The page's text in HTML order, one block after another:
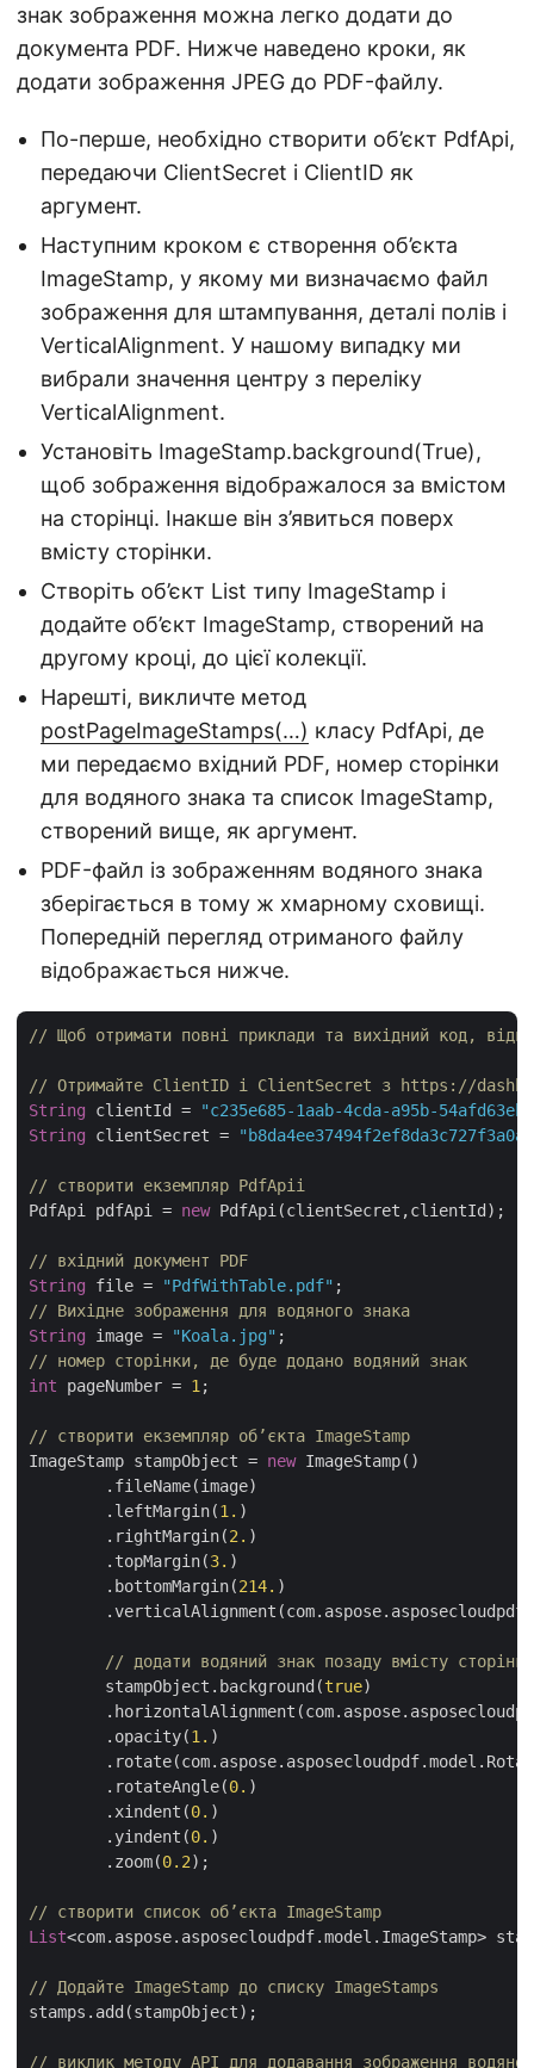
знак зображення можна легко додати до
документа PDF. Нижче наведено кроки, як
додати зображення JPEG до PDF-файлу.
По-перше, необхідно створити об’єкт PdfApi,
передаючи ClientSecret і ClientID як
аргумент.
Наступним кроком є створення об’єкта
ImageStamp, у якому ми визначаємо файл
зображення для штампування, деталі полів і
VerticalAlignment. У нашому випадку ми
вибрали значення центру з переліку
VerticalAlignment.
Установіть ImageStamp.background(True),
щоб зображення відображалося за вмістом
на сторінці. Інакше він з’явиться поверх
вмісту сторінки.
Створіть об’єкт List типу ImageStamp і
додайте об’єкт ImageStamp, створений на
другому кроці, до цієї колекції.
Нарешті, викличте метод
postPageImageStamps(…) класу PdfApi, де
ми передаємо вхідний PDF, номер сторінки
для водяного знака та список ImageStamp,
створений вище, як аргумент.
PDF-файл із зображенням водяного знака
зберігається в тому ж хмарному сховищі.
Попередній перегляд отриманого файлу
відображається нижче.
// Щоб отримати повні приклади та вихідний код,
// Отримайте ClientID і ClientSecret з https://
String clientId =
"c235e685-1aab-4cda-a95b-
String clientSecret =
// створити екземпляр PdfApii
PdfApi pdfApi = new PdfApi(clientSecret,clientId);
// вхідний документ PDF
String file = "PdfWithTable.pdf"
// Вихідне зображення для водяного знака
String image = "Koala.jpg"
// номер сторінки, де буде додано водяний знак
int pageNumber = 1;
// створити екземпляр об’єкта ImageStamp
ImageStamp stampObject = new ImageStamp()
	.leftMargin(
1. )
	.rightMargin(
2. )
	.topMargin(
3. )
	.bottomMargin(
214. )
// додати водяний знак позаду вмісту сторінки
	stampObject.background(
true)
	.opacity(
1. )
	.rotateAngle(
0. )
	.xindent(
0. )
	.yindent(
0. )
	.zoom(
0.2);
// створити список об’єкта ImageStamp
List<com.aspose.asposecloudpdf.model.ImageStamp>
// Додайте ImageStamp до списку ImageStamps
stamps.add(stampObject);
// виклик методу API для додавання зображення